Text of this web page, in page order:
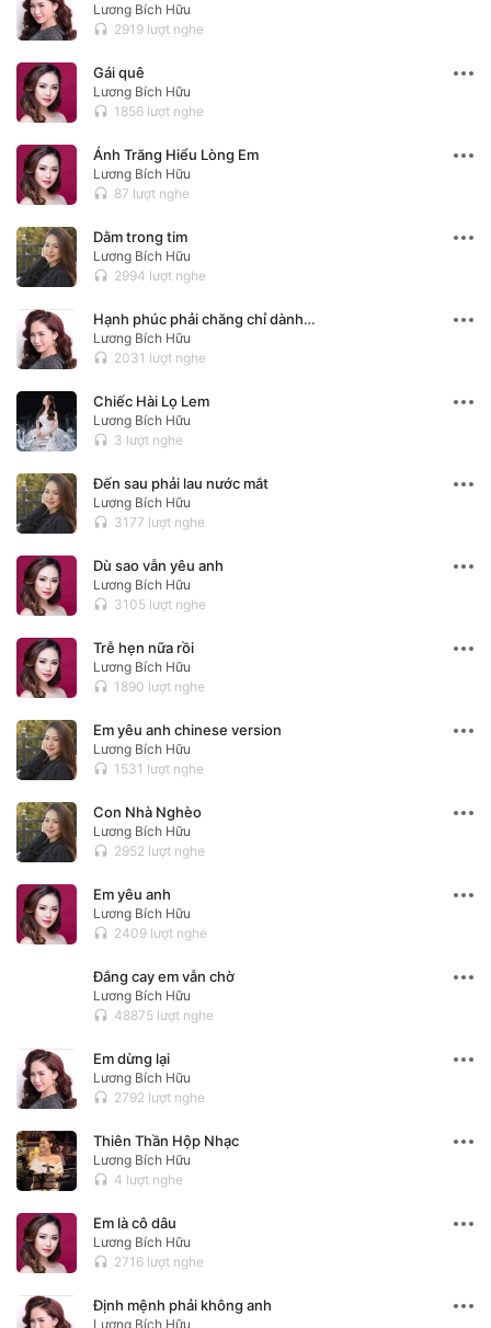
Lương Bích Hữu
headset 2919 lượt nghe
Gái quê
Lương Bích Hữu
headset 1856 lượt nghe
Ánh Trăng Hiểu Lòng Em
Lương Bích Hữu
headset 87 lượt nghe
Dằm trong tim
Lương Bích Hữu
headset 2994 lượt nghe
Hạnh phúc phải chăng chỉ dành cho người giàu
Lương Bích Hữu
headset 2031 lượt nghe
Chiếc Hài Lọ Lem
Lương Bích Hữu
headset 3 lượt nghe
Đến sau phải lau nước mắt
Lương Bích Hữu
headset 3177 lượt nghe
Dù sao vẫn yêu anh
Lương Bích Hữu
headset 3105 lượt nghe
Trễ hẹn nữa rồi
Lương Bích Hữu
headset 1890 lượt nghe
Em yêu anh chinese version
Lương Bích Hữu
headset 1531 lượt nghe
Con Nhà Nghèo
Lương Bích Hữu
headset 2952 lượt nghe
Em yêu anh
Lương Bích Hữu
headset 2409 lượt nghe
Đắng cay em vẫn chờ
Lương Bích Hữu
headset 48875 lượt nghe
Em dừng lại
Lương Bích Hữu
headset 2792 lượt nghe
Thiên Thần Hộp Nhạc
Lương Bích Hữu
headset 4 lượt nghe
Em là cô dâu
Lương Bích Hữu
headset 2716 lượt nghe
Định mệnh phải không anh
Lương Bích Hữu